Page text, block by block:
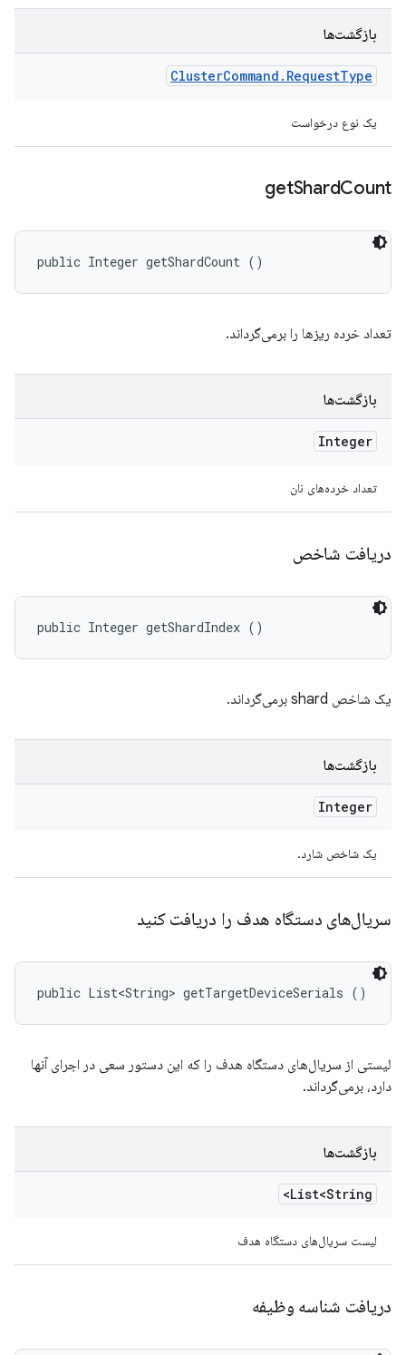
بازگشت‌ها
ClusterCommand . RequestType
یک نوع درخواست
getShardCount
public Integer getShardCount ()
تعداد خرده ریزها را برمی‌گرداند.
بازگشت‌ها
Integer
تعداد خرده‌های نان
دریافت شاخص
public Integer getShardIndex ()
یک شاخص shard برمی‌گرداند.
بازگشت‌ها
Integer
یک شاخص شارد.
سریال‌های دستگاه هدف را دریافت کنید
public List<String> getTargetDeviceSerials ()
لیستی از سریال‌های دستگاه هدف را که این دستور سعی در اجرای آنها
دارد، برمی‌گرداند.
بازگشت‌ها
List<String>
لیست سریال‌های دستگاه هدف
دریافت شناسه وظیفه